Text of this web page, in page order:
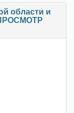
области и